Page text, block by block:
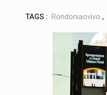
TAGS : Rondoniaovivo ,